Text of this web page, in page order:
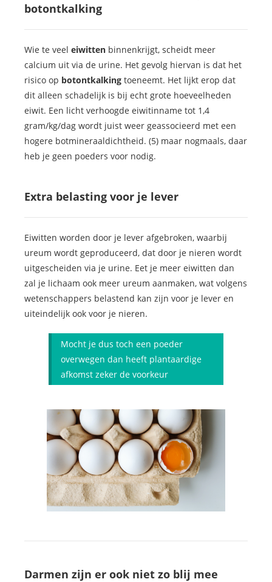
botontkalking
Wie te veel eiwitten binnenkrijgt, scheidt meer
calcium uit via de urine. Het gevolg hiervan is dat het
risico op botontkalking toeneemt. Het lijkt erop dat
dit alleen schadelijk is bij echt grote hoeveelheden
eiwit. Een licht verhoogde eiwitinname tot 1,4
gram/kg/dag wordt juist weer geassocieerd met een
hogere botmineraaldichtheid. (5) maar nogmaals, daar
heb je geen poeders voor nodig.
Extra belasting voor je lever
Eiwitten worden door je lever afgebroken, waarbij
ureum wordt geproduceerd, dat door je nieren wordt
uitgescheiden via je urine. Eet je meer eiwitten dan
zal je lichaam ook meer ureum aanmaken, wat volgens
wetenschappers belastend kan zijn voor je lever en
uiteindelijk ook voor je nieren.
Mocht je dus toch een poeder
overwegen dan heeft plantaardige
afkomst zeker de voorkeur
Darmen zijn er ook niet zo blij mee